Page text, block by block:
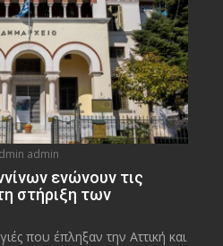
admin
ενώνουν τις
στήριξη των
που έπληξαν την Αττική και